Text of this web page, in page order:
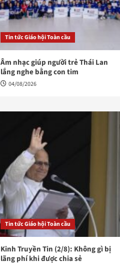
Tin tức Giáo hội Toàn cầu
Âm nhạc giúp người trẻ Thái Lan
lắng nghe bằng con tim
04/08/2026
Tin tức Giáo hội Toàn cầu
Kinh Truyền Tin (2/8): Không gì bị
lãng phí khi được chia sẻ